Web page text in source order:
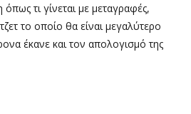
τι γίνεται με μεταγραφές,
το οποίο θα είναι μεγαλύτερο
έκανε και τον απολογισμό της